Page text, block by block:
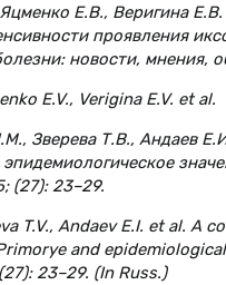
Е.В., Веригина
проявления
новости, мнения,
E.V., Verigina E.V. et al.
Зверева Т.В., Андаев
(27): 23–29.
T.V., Andaev E.I. et al. A
and
23–29. (In Russ.)